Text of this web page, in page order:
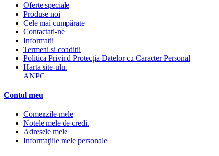
Oferte speciale
Produse noi
Cele mai cumpărate
Contactați-ne
Informatii
Termeni si conditii
Politica Privind Protecția Datelor cu Caracter Personal
Harta site-ului
ANPC
Contul meu
Comenzile mele
Notele mele de credit
Adresele mele
Informaţiile mele personale